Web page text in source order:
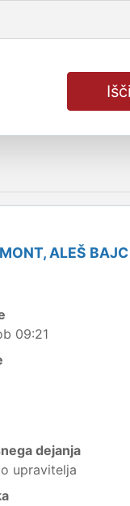
Išči
ALEŠ
09:21
dejanja
upravitelja